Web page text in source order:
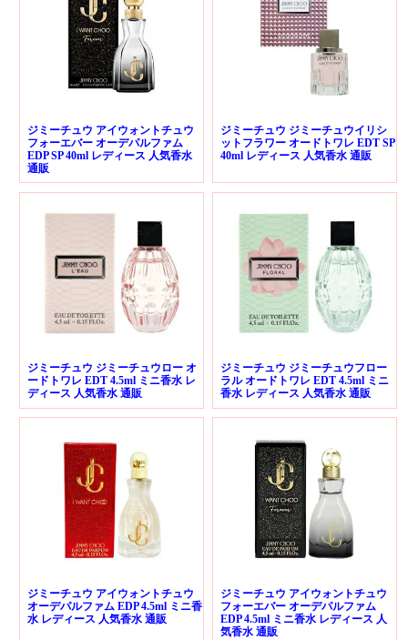
ジミーチュウ アイウォントチュウ
フォーエバー オーデパルファム
EDP SP 40ml レディース 人気香水
通販
ジミーチュウ ジミーチュウイリシ
ットフラワー オードトワレ EDT SP
40ml レディース 人気香水 通販
ジミーチュウ ジミーチュウロー オ
ードトワレ EDT 4.5ml ミニ香水 レ
ディース 人気香水 通販
ジミーチュウ ジミーチュウフロー
ラル オードトワレ EDT 4.5ml ミニ
香水 レディース 人気香水 通販
ジミーチュウ アイウォントチュウ
オーデパルファム EDP 4.5ml ミニ香
水 レディース 人気香水 通販
ジミーチュウ アイウォントチュウ
フォーエバー オーデパルファム
EDP 4.5ml ミニ香水 レディース 人
気香水 通販